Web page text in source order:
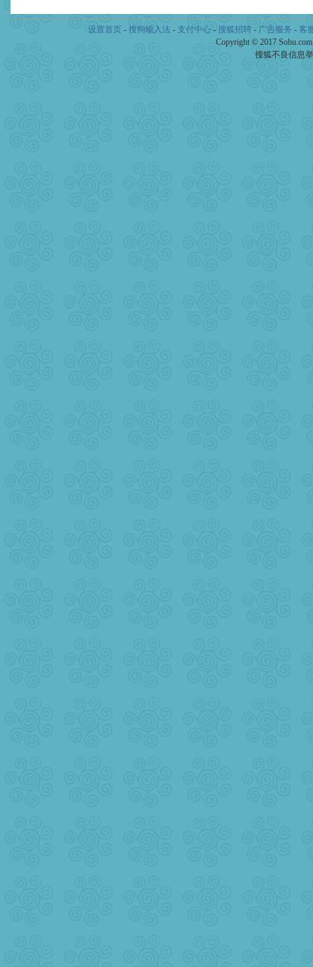
设置首页 - 搜狗输入法 - 支付中心- 搜狐招聘- 广告服务 - 客
Copyright © 2017
搜狐不良信息